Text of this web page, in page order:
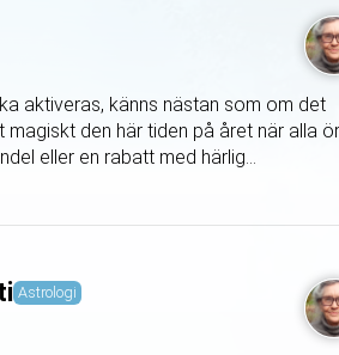
aktiveras, känns nästan som om det
magiskt den här tiden på året när alla
eller en rabatt med härlig...
Astrologi